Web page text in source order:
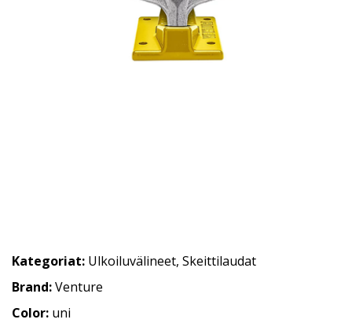
Kategoriat: Ulkoiluvälineet, Skeittilaudat
Brand:Venture
Color: uni